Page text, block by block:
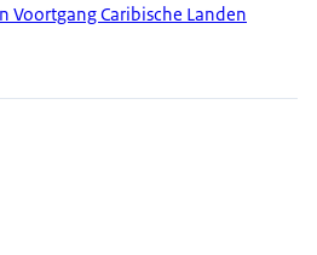
Voortgang Caribische Landen